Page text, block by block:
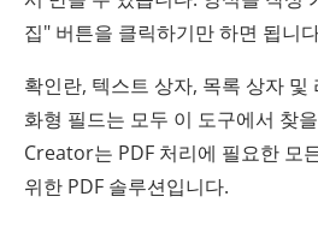
집" 버튼을 클릭하기만 하면 됩니
확인란, 텍스트 상자, 목록 상자 및
화형 필드는 모두 이 도구에서 찾
Creator는 PDF 처리에 필요한 모
위한 PDF 솔루션입니다.